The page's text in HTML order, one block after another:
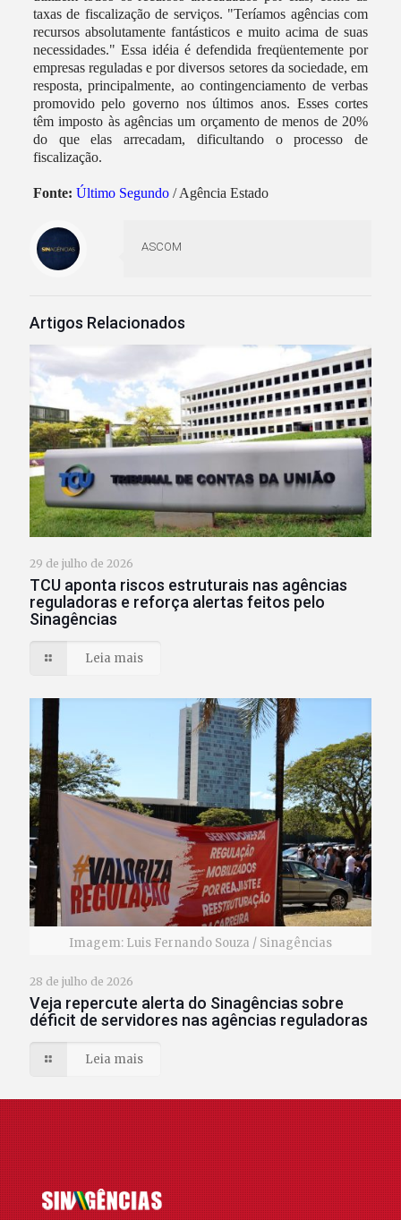
taxas de fiscalização de serviços. "Teríamos agências com
recursos absolutamente fantásticos e muito acima de suas
necessidades." Essa idéia é defendida freqüentemente por
empresas reguladas e por diversos setores da sociedade, em
resposta, principalmente, ao contingenciamento de verbas
promovido pelo governo nos últimos anos. Esses cortes
têm imposto às agências um orçamento de menos de 20%
do que elas arrecadam, dificultando o processo de
fiscalização.
Fonte: Último Segundo/ Agência Estado
ASCOM
Artigos Relacionados
29 de julho de 2026
TCU aponta riscos estruturais nas agências
reguladoras e reforça alertas feitos pelo
Sinagências
Leia mais
Imagem: Luis Fernando Souza / Sinagências
28 de julho de 2026
Veja repercute alerta do Sinagências sobre
déficit de servidores nas agências reguladoras
Leia mais